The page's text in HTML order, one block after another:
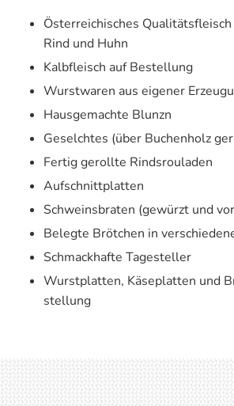
Ös­ter­rei­chi­sches
Rind und Huhn
Kalb­fleisch auf Be­stel­lung
Wurst­wa­ren aus ei­ge­ner
Haus­ge­mach­te Blunzn
Ge­selch­tes (über Bu­chen­holz
Fer­tig ge­roll­te Rinds­rou­la­den
Auf­schnitt­plat­ten
Schweins­bra­ten (ge­würzt und
Be­leg­te Bröt­chen in
Schmack­haf­te Ta­gestel­ler
Wurst­plat­ten, Kä­se­plat­ten und
stel­lung